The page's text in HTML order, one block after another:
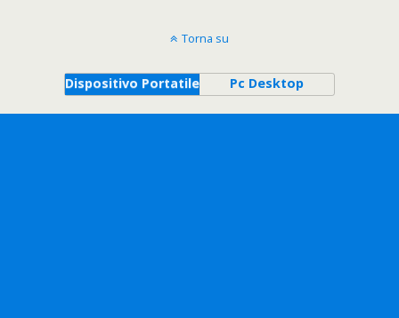
Torna su
Dispositivo Portatile Pc Desktop